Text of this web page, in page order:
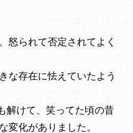
怒られて否定されてよく
な存在に怯えていたよう
解けて、笑ってた頃の昔
変化がありました。